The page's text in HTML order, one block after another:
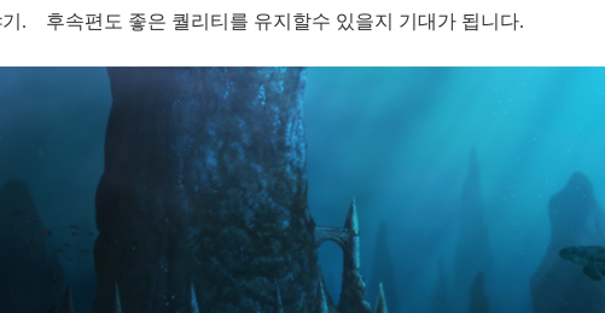
. 후속편도 좋은 퀄리티를 유지할수 있을지 기대가 됩니다.